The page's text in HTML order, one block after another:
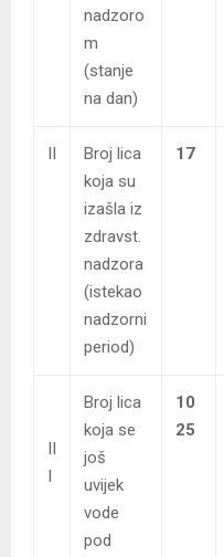
nadzoro
m
(stanje
na dan)
Broj lica
koja su
izašla iz
zdravst.
nadzora
(istekao
nadzorni
period)
17
Broj lica
koja se
još
uvijek
vode
pod
10
25